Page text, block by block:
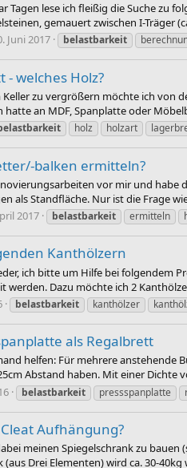
Tagen lese ich fleißig die Suche zu
gemauert zwischen I-Träger
Juni 2017 belastbarkeit
welches Holz?
zu vergrößern möchte ich von
hatte an MDF, Spanplatte oder
holz holzart
balken ermitteln?
vor mir und
als Standfläche. Nur ist die Frage
2017 belastbarkeit ermitteln
Kanthölzern
ich bitte um Hilfe bei folgendem
werden. Dazu möchte ich 2
belastbarkeit kanthölzer
als Regalbrett
helfen: Für mehrere anstehende
Abstand haben. Mit einer Dichte
belastbarkeit pressspanplatte
Aufhängung?
meinen Spiegelschrank zu
Drei Elementen) wird ca. 30-